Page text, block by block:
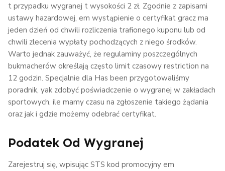
t przypadku wygranej t wysokości 2 zł. Zgodnie z zapisami
ustawy hazardowej, em wystąpienie o certyfikat gracz ma
jeden dzień od chwili rozliczenia trafionego kuponu lub od
chwili zlecenia wypłaty pochodzących z niego środków.
Warto jednak zauważyć, że regulaminy poszczególnych
bukmacherów określają często limit czasowy restriction na
12 godzin. Specjalnie dla Has been przygotowaliśmy
poradnik, yak zdobyć poświadczenie o wygranej w zakładach
sportowych, ile mamy czasu na zgłoszenie takiego żądania
oraz jak i gdzie możemy odebrać certyfikat.
Podatek Od Wygranej
Zarejestruj się, wpisując STS kod promocyjny em